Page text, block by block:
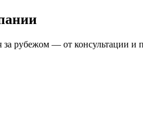
рубежом — от консультации